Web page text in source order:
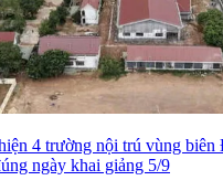
4 trường nội trú vùng
ngày khai giảng 5/9